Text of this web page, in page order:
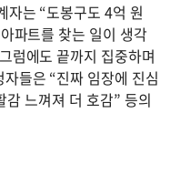
자는 “도봉구도 4억 원
파트를 찾는 일이 생각
럼에도 끝까지 집중하며
들은 “진짜 임장에 진심
감 느껴져 더 호감” 등의